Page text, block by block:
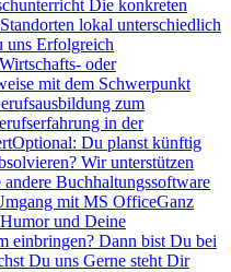
Die konkreten
lokal unterschiedlich
uns Erfolgreich
oder
mit dem Schwerpunkt
zum
in der
Du planst künftig
Wir unterstützen
Buchhaltungssoftware
mit MS OfficeGanz
und Deine
einbringen? Dann bist Du bei
Du uns Gerne steht Dir